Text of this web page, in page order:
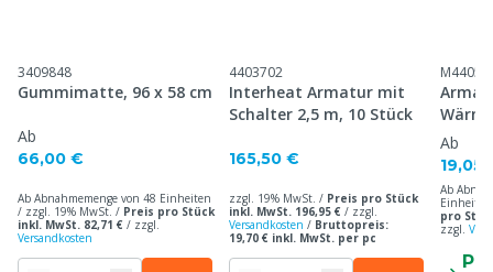
3409848
Gummimatte, 96 x 58 cm
Ab
66,00 €
Ab Abnahmemenge von 48 Einheiten
/ zzgl. 19% MwSt. / Preis pro Stück
inkl. MwSt. 82,71 € / zzgl.
Versandkosten
4403702
Interheat Armatur mit
Schalter 2,5 m, 10 Stück
165,50 €
zzgl. 19% MwSt. / Preis pro Stück
inkl. MwSt. 196,95 € / zzgl.
Versandkosten / Bruttopreis:
19,70 € inkl. MwSt. per pc
3,5 cm
Ab
19,05
Ab
pro
zzgl.